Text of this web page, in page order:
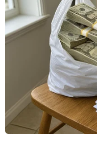
tảng hỗ trợ nghiên
trung đẩy nhanh
Internet vạn vật
[Cách mạng công
nhất để doanh
Với mục tiêu hướng
doanh nghiệp, sinh